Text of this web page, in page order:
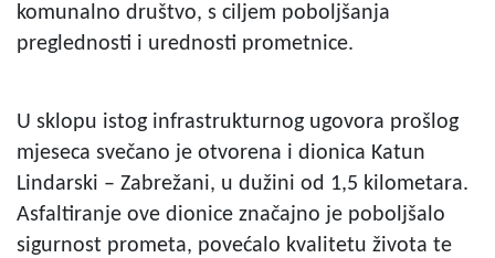
komunalno društvo, s ciljem poboljšanja
preglednosti i urednosti prometnice.
U sklopu istog infrastrukturnog ugovora prošlog
mjeseca svečano je otvorena i dionica Katun
Lindarski – Zabrežani, u dužini od 1,5 kilometara.
Asfaltiranje ove dionice značajno je poboljšalo
sigurnost prometa, povećalo kvalitetu života te